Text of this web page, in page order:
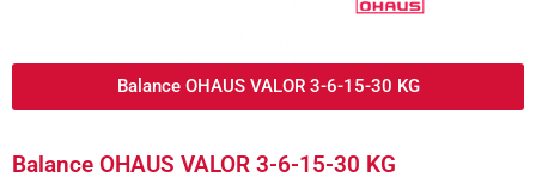
Balance OHAUS VALOR 3-6-15-30 KG
Balance OHAUS VALOR 3-6-15-30 KG